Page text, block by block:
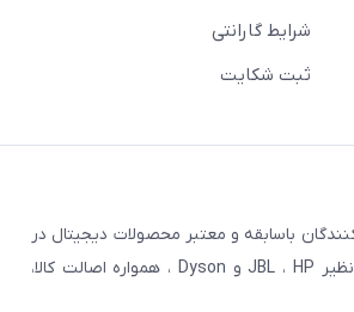
شرایط گارانتی
ثبت شکایت
باسابقه و معتبر محصولات دیجیتال در
کشور شناخته می‌شود. این مجموعه با تمرکز بر واردات مستقیم و رسمی محصولات برندهای مطرح جهانی نظیر JBL ، HP و Dyson ، همواره اصالت کالا،